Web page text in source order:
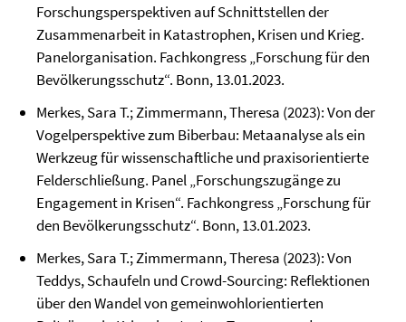
Forschungsperspektiven auf Schnittstellen der
Zusammenarbeit in Katastrophen, Krisen und Krieg.
Panelorganisation. Fachkongress „Forschung für den
Bevölkerungsschutz“. Bonn, 13.01.2023.
Merkes, Sara T.; Zimmermann, Theresa (2023): Von der
Vogelperspektive zum Biberbau: Metaanalyse als ein
Werkzeug für wissenschaftliche und praxisorientierte
Felderschließung. Panel „Forschungszugänge zu
Engagement in Krisen“. Fachkongress „Forschung für
den Bevölkerungsschutz“. Bonn, 13.01.2023.
Merkes, Sara T.; Zimmermann, Theresa (2023): Von
Teddys, Schaufeln und Crowd-Sourcing: Reflektionen
über den Wandel von gemeinwohlorientierten